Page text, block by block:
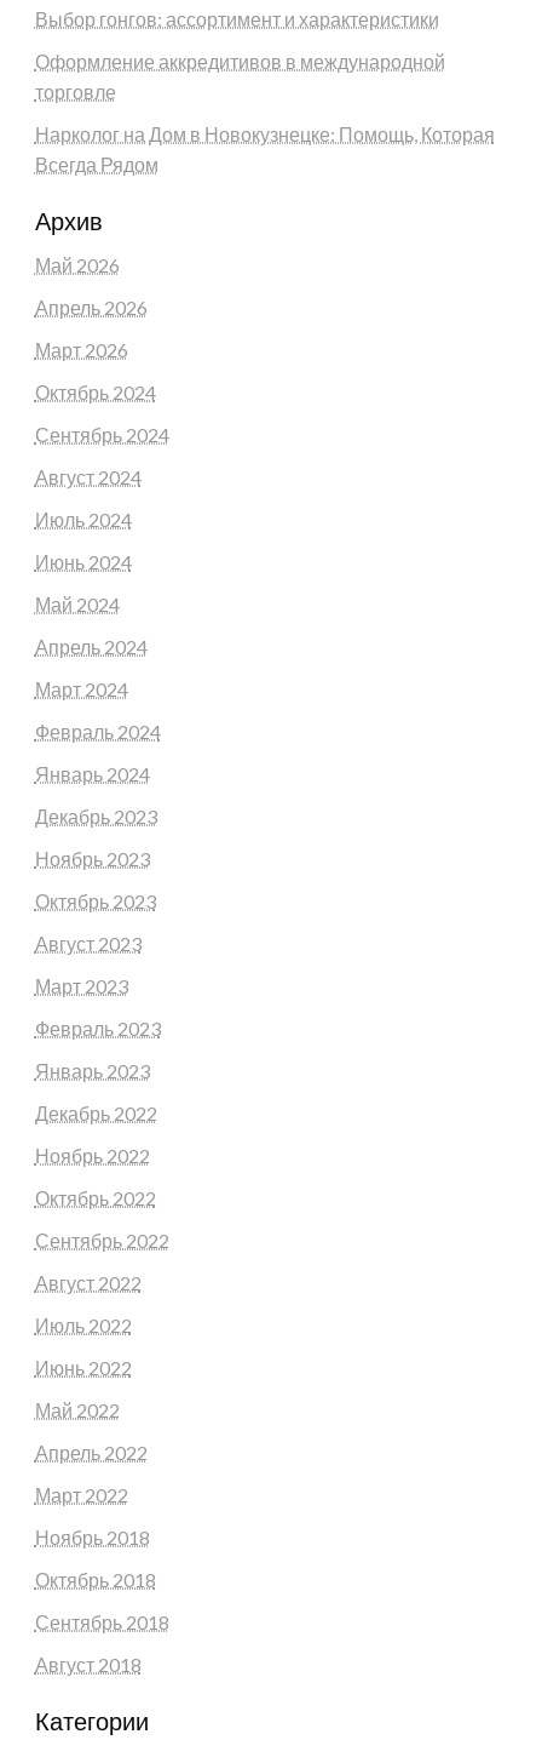
Выбор гонгов: ассортимент и характеристики
Оформление аккредитивов в международной
торговле
Нарколог на Дом в Новокузнецке: Помощь, Которая
Всегда Рядом
Архив
Май 2026
Апрель 2026
Март 2026
Октябрь 2024
Сентябрь 2024
Август 2024
Июль 2024
Июнь 2024
Май 2024
Апрель 2024
Март 2024
Февраль 2024
Январь 2024
Декабрь 2023
Ноябрь 2023
Октябрь 2023
Август 2023
Март 2023
Февраль 2023
Январь 2023
Декабрь 2022
Ноябрь 2022
Октябрь 2022
Сентябрь 2022
Август 2022
Июль 2022
Июнь 2022
Май 2022
Апрель 2022
Март 2022
Ноябрь 2018
Октябрь 2018
Сентябрь 2018
Август 2018
Категории